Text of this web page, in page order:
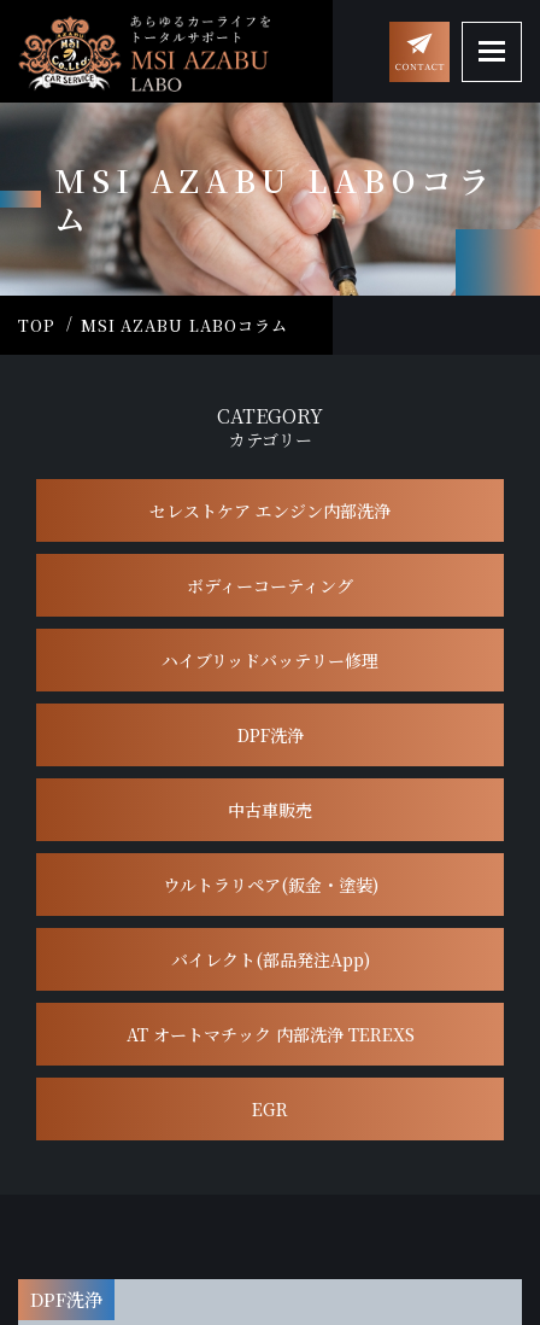
MSI AZABU LABOコラ
ム
TOP MSI AZABU LABOコラム
CATEGORY
カテゴリー
セレストケア エンジン内部洗浄
ボディーコーティング
ハイブリッドバッテリー修理
DPF洗浄
中古車販売
ウルトラリペア(鈑金・塗装)
バイレクト(部品発注App)
AT オートマチック 内部洗浄 TEREXS
EGR
DPF洗浄